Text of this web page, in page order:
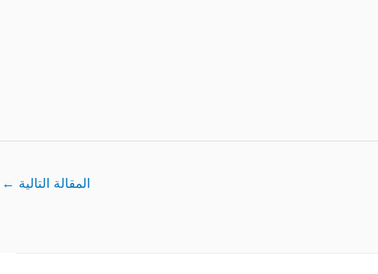
المقالة التالية ←